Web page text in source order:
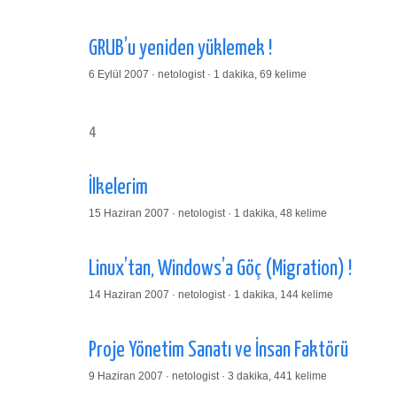
GRUB’u yeniden yüklemek !
6 Eylül 2007 · netologist · 1 dakika, 69 kelime
4
İlkelerim
15 Haziran 2007 · netologist · 1 dakika, 48 kelime
Linux’tan, Windows’a Göç (Migration) !
14 Haziran 2007 · netologist · 1 dakika, 144 kelime
Proje Yönetim Sanatı ve İnsan Faktörü
9 Haziran 2007 · netologist · 3 dakika, 441 kelime